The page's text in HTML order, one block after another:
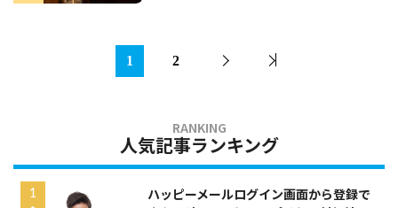
1 2
人気記事ランキング
ハッピーメールログイン画面から登録で